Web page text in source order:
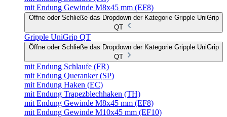
mit Endung Gewinde M8x45 mm (EF8)
Öffne oder Schließe das Dropdown der Kategorie Gripple UniGrip
QT
Gripple UniGrip QT
Öffne oder Schließe das Dropdown der Kategorie Gripple UniGrip
QT
mit Endung Schlaufe (FR)
mit Endung Queranker (SP)
mit Endung Haken (EC)
mit Endung Trapezblechhaken (TH)
mit Endung Gewinde M8x45 mm (EF8)
mit Endung Gewinde M10x45 mm (EF10)